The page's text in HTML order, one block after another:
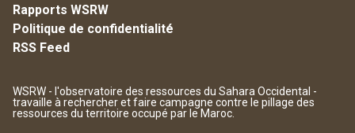
Rapports WSRW
Politique de confidentialité
RSS Feed
WSRW - l'observatoire des ressources du Sahara Occidental -
travaille à rechercher et faire campagne contre le pillage des
ressources du territoire occupé par le Maroc.